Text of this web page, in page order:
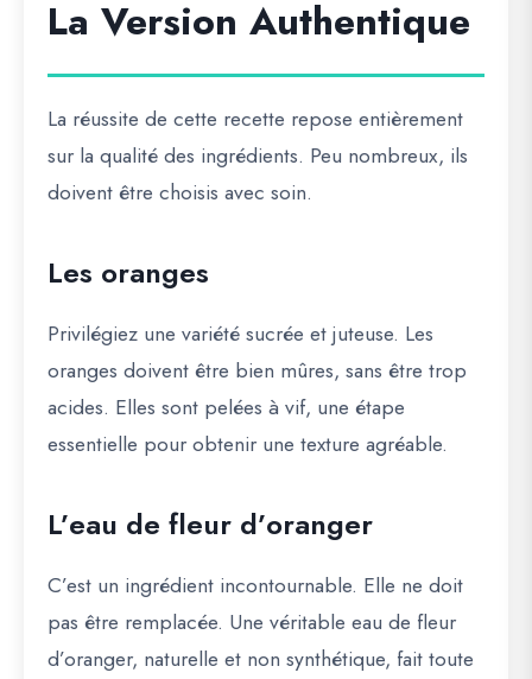
La Version Authentique
La réussite de cette recette repose entièrement
sur la qualité des ingrédients. Peu nombreux, ils
doivent être choisis avec soin.
Les oranges
Privilégiez une variété sucrée et juteuse. Les
oranges doivent être bien mûres, sans être trop
acides. Elles sont pelées à vif, une étape
essentielle pour obtenir une texture agréable.
L’eau de fleur d’oranger
C’est un ingrédient incontournable. Elle ne doit
pas être remplacée. Une véritable eau de fleur
d’oranger, naturelle et non synthétique, fait toute